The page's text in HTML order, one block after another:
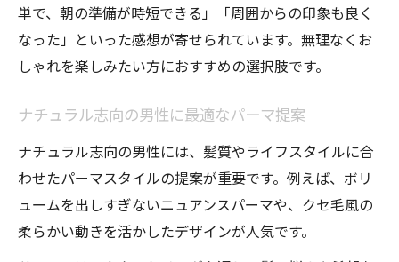
単で、朝の準備が時短できる」「周囲からの印象も良く
なった」といった感想が寄せられています。無理なくお
しゃれを楽しみたい方におすすめの選択肢です。
ナチュラル志向の男性に最適なパーマ提案
ナチュラル志向の男性には、髪質やライフスタイルに合
わせたパーマスタイルの提案が重要です。例えば、ボリ
ュームを出しすぎないニュアンスパーマや、クセ毛風の
柔らかい動きを活かしたデザインが人気です。